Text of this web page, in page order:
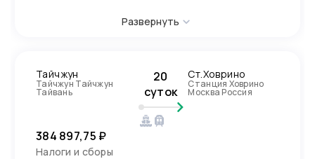
Развернуть
Тайчжун
Тайчжун Тайчжун
Тайвань
20
суток
Ст.Ховрино
Станция Ховрино
Москва Россия
384 897,75 ₽
Налоги и сборы